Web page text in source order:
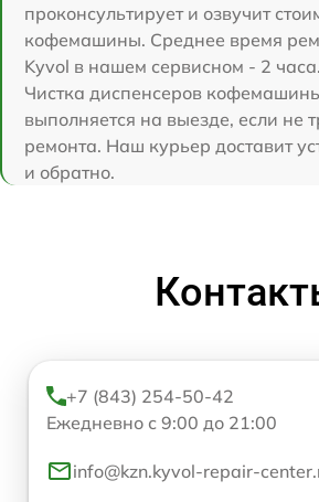
проконсультирует и озвучит
кофемашины. Среднее время
Kyvol в нашем сервисном - 2 часа.
Чистка диспенсеров
выполняется на выезде, если не
ремонта. Наш курьер доставит
и обратно.
+7 (843) 254-50-42
Ежедневно с 9:00 до 21:00
info@kzn.kyvol-repair-